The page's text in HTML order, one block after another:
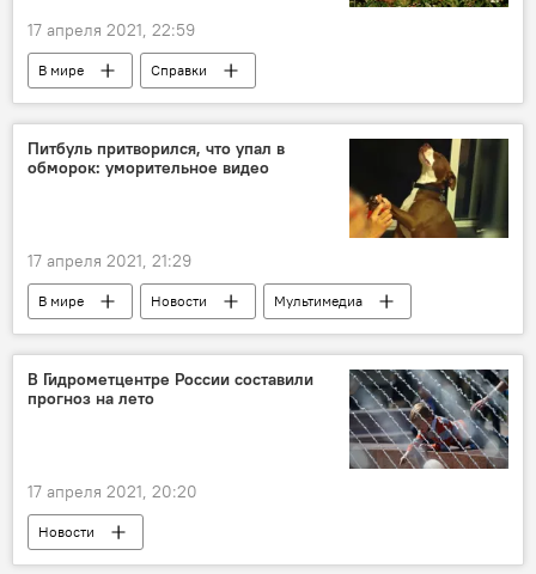
17 апреля 2021, 22:59
В мире
Справки
Этот день в истории
Питбуль притворился, что упал в
обморок: уморительное видео
17 апреля 2021, 21:29
В мире Новости
Мультимедиа
Общество
В Гидрометцентре России составили
прогноз на лето
17 апреля 2021, 20:20
Новости